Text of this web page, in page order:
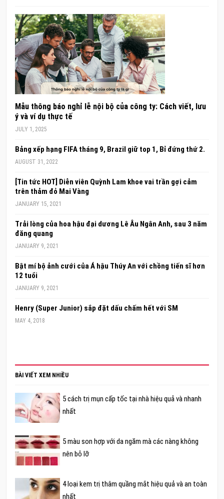
Mẫu thông báo nghỉ lễ nội bộ của công ty: Cách viết, lưu
ý và ví dụ thực tế
JULY 1, 2025
Bảng xếp hạng FIFA tháng 9, Brazil giữ top 1, Bỉ đứng thứ 2.
AUGUST 31, 2022
[Tin tức HOT] Diễn viên Quỳnh Lam khoe vai trần gợi cảm
trên thảm đỏ Mai Vàng
JANUARY 15, 2021
Trải lòng của hoa hậu đại dương Lê Âu Ngân Anh, sau 3 năm
đăng quang
JANUARY 9, 2021
Bật mí bộ ảnh cưới của Á hậu Thúy An với chồng tiến sĩ hơn
12 tuổi
JANUARY 9, 2021
Henry (Super Junior) sắp đặt dấu chấm hết với SM
MAY 4, 2018
BÀI VIẾT XEM NHIỀU
5 cách trị mụn cấp tốc tại nhà hiệu quả và nhanh
nhất
5 màu son hợp với da ngăm mà các nàng không
nên bỏ lỡ
4 loại kem trị thâm quầng mắt hiệu quả và an toàn
nhất